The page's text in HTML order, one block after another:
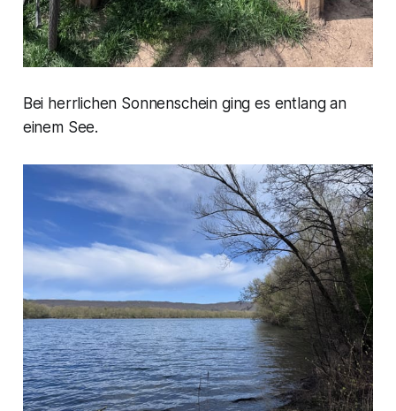
Bei herrlichen Sonnenschein ging es entlang an
einem See.